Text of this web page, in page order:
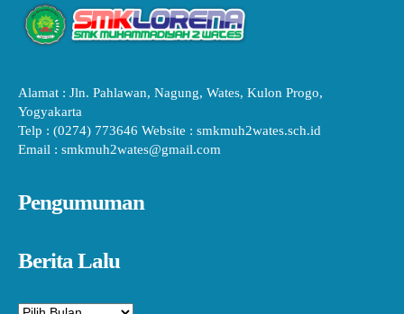
Alamat : Jln. Pahlawan, Nagung, Wates, Kulon Progo,
Yogyakarta
Telp : (0274) 773646 Website : smkmuh2wates.sch.id
Email : smkmuh2wates@gmail.com
Pengumuman
Berita Lalu